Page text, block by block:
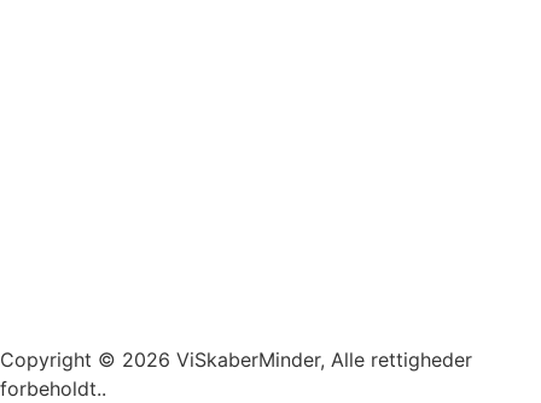
Copyright © 2026 ViSkaberMinder, Alle rettigheder
forbeholdt..